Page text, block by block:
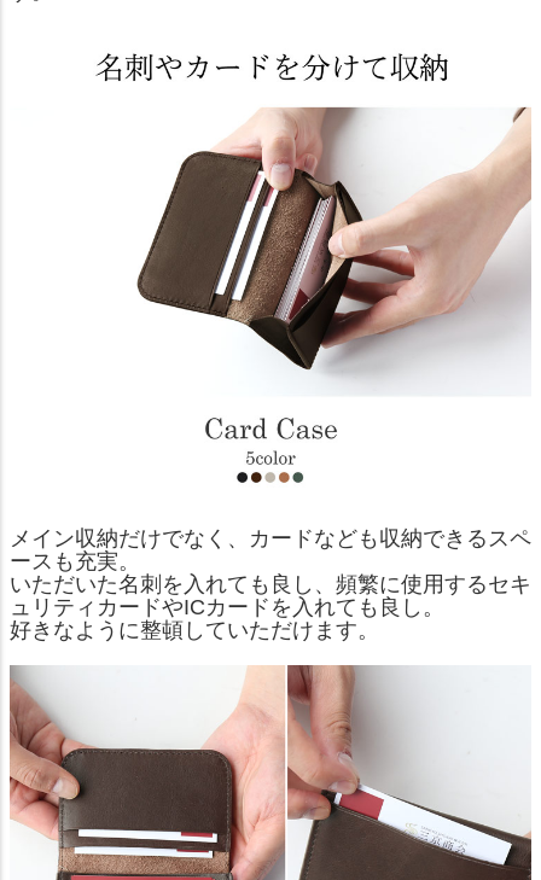
メイン収納だけでなく、カードなども収納できるスペ
ースも充実。
いただいた名刺を入れても良し、頻繁に使用するセキ
ュリティカードやICカードを入れても良し。
好きなように整頓していただけます。